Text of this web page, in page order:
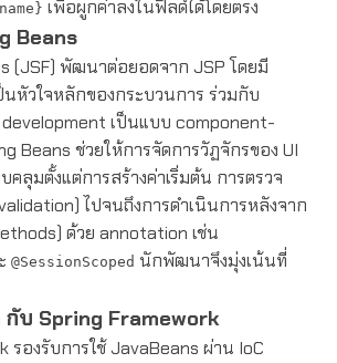
เพื่อผูกค่าลงในฟิลด์ได้โดยตรง
Beans
(JSF) พัฒนาต่อยอดจาก JSP โดยมี
นหัวใจหลักของกระบวนการ ร่วมกับ
development เป็นแบบ component-
Beans ช่วยให้การจัดการวัฏจักรของ UI
ลุมตั้งแต่การสร้างค่าเริ่มต้น การตรวจ
ไปจนถึงการดำเนินการหลังจาก
ด้วย annotation เช่น
@SessionScoped นักพัฒนาจึงมุ่งเน้นที่
บ Spring Framework
รองรับการใช้ JavaBeans ผ่าน IoC